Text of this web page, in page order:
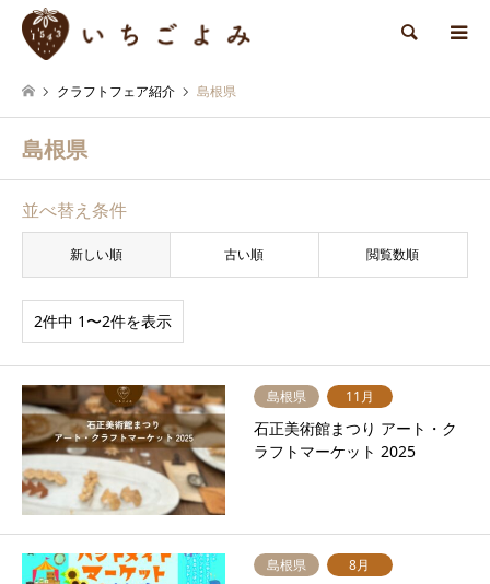
検索
クラフトフェア紹介 島根県
島根県
並べ替え条件
新しい順 古い順 閲覧数順
2件中 1〜2件を表示
島根県 11月
石正美術館まつり アート・ク
ラフトマーケット 2025
島根県 8月